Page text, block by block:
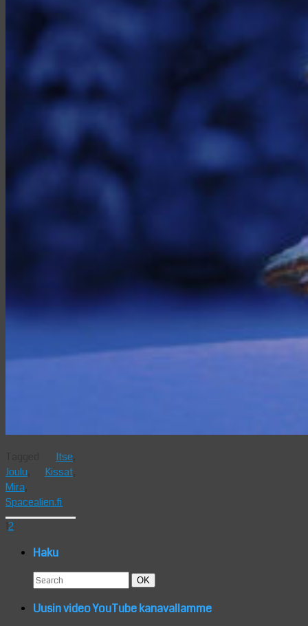
Itse
Joulu
Kissat
Mira
Spacealien.fi
2
Haku
Search
for:
Search
OK
Uusin video YouTube kanavallamme